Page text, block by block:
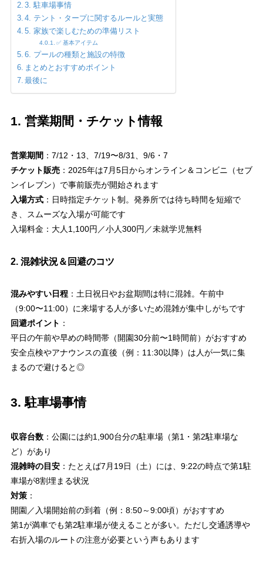
3. 駐車場事情
4. テント・タープに関するルールと実態
5. 家族で楽しむための準備リスト
✅ 基本アイテム
6. プールの種類と施設の特徴
まとめとおすすめポイント
最後に
1. 営業期間・チケット情報
営業期間 ：7/12・13、7/19〜8/31、9/6・7
チケット販売：2025年は7月5日からオンライン＆コンビニ（セブ
ンイレブン）で事前販売が開始されます
入場方式：日時指定チケット制。発券所では待ち時間を短縮で
き、スムーズな入場が可能です
入場料金：大人1,100円／小人300円／未就学児無料
2. 混雑状況＆回避のコツ
混みやすい日程：土日祝日やお盆期間は特に混雑。午前中
（9:00〜11:00）に来場する人が多いため混雑が集中しがちです
回避ポイント ：
平日の午前や早めの時間帯（開園30分前〜1時間前）がおすすめ
安全点検やアナウンスの直後（例：11:30以降）は人が一気に集
まるので避けると◎
3. 駐車場事情
収容台数：公園には約1,900台分の駐車場（第1・第2駐車場な
ど）があり
混雑時の目安：たとえば7月19日（土）には、9:22の時点で第1駐
車場が8割埋まる状況
対策：
開園／入場開始前の到着（例：8:50～9:00頃）がおすすめ
第1が満車でも第2駐車場が使えることが多い。ただし交通誘導や
右折入場のルートの注意が必要という声もあります